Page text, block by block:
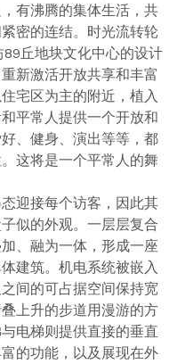
有沸腾的集体生活，共
密的连结。时光流转轮
丘地块文化中心的设计
新激活开放共享和丰富
宅区为主的附近，植入
平常人提供一个开放和
、健身、演出等等，都
这将是一个平常人的舞
迎接每个访客，因此其
似的外观。一层层复合
、融为一体，形成一座
建筑。机电系统被嵌入
间的可占据空间保持宽
上升的步道用漫游的方
电梯则提供直接的垂直
的功能，以及展现在外